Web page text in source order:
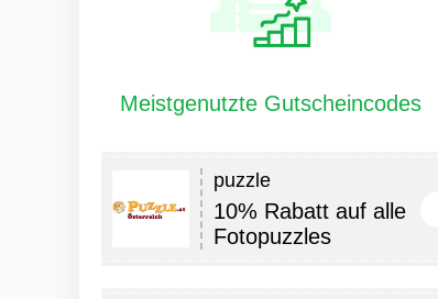
Meistgenutzte Gutscheincodes
puzzle
10% Rabatt auf alle
Fotopuzzles